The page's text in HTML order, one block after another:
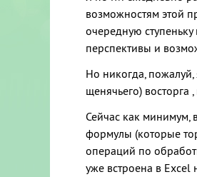
возможностям этой
очередную
перспективы и
Но никогда,
щенячьего) восторга
Сейчас как минимум,
формулы (которые
операций по
уже встроена в